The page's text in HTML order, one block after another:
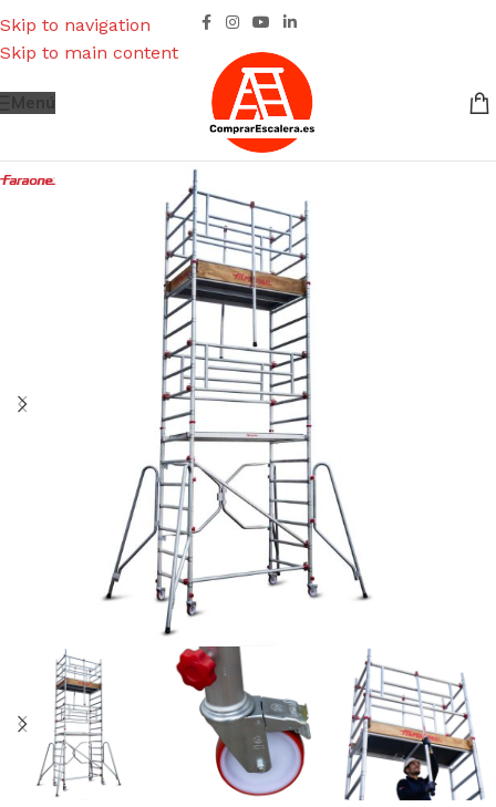
Skip to navigation
Skip to main content
Menú